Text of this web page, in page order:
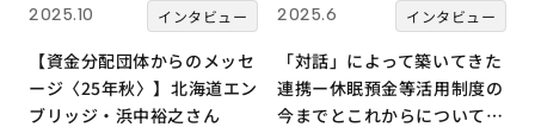
2025.10 インタビュー
【資金分配団体からのメッセ
ージ〈25年秋〉】北海道エン
ブリッジ・浜中裕之さん
2025.6 インタビュー
「対話」によって築いてきた
連携ー休眠預金等活用制度の
今までとこれからについて、